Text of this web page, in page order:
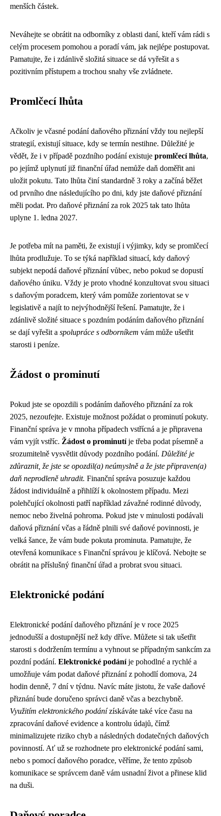
menších částek.
Neváhejte se obrátit na odborníky z oblasti daní, kteří vám rádi s
celým procesem pomohou a poradí vám, jak nejlépe postupovat.
Pamatujte, že i zdánlivě složitá situace se dá vyřešit a s
pozitivním přístupem a trochou snahy vše zvládnete.
Promlčecí lhůta
Ačkoliv je včasné podání daňového přiznání vždy tou nejlepší
strategií, existují situace, kdy se termín nestihne. Důležité je
vědět, že i v případě pozdního podání existuje promlčecí lhůta,
po jejímž uplynutí již finanční úřad nemůže daň doměřit ani
uložit pokutu. Tato lhůta činí standardně 3 roky a začíná běžet
od prvního dne následujícího po dni, kdy jste daňové přiznání
měli podat. Pro daňové přiznání za rok 2025 tak tato lhůta
uplyne 1. ledna 2027.
Je potřeba mít na paměti, že existují i výjimky, kdy se promlčecí
lhůta prodlužuje. To se týká například situací, kdy daňový
subjekt nepodá daňové přiznání vůbec, nebo pokud se dopustí
daňového úniku. Vždy je proto vhodné konzultovat svou situaci
s daňovým poradcem, který vám pomůže zorientovat se v
legislativě a najít to nejvýhodnější řešení. Pamatujte, že i
zdánlivě složité situace s pozdním podáním daňového přiznání
se dají vyřešit a spolupráce s odborníkem vám může ušetřit
starosti i peníze.
Žádost o prominutí
Pokud jste se opozdili s podáním daňového přiznání za rok
2025, nezoufejte. Existuje možnost požádat o prominutí pokuty.
Finanční správa je v mnoha případech vstřícná a je připravena
vám vyjít vstříc. Žádost o prominutíje třeba podat písemně a
srozumitelně vysvětlit důvody pozdního podání. Důležité je
zdůraznit, že jste se opozdil(a) neúmyslně a že jste připraven(a)
daň neprodleně uhradit. Finanční správa posuzuje každou
žádost individuálně a přihlíží k okolnostem případu. Mezi
polehčující okolnosti patří například závažné rodinné důvody,
nemoc nebo živelná pohroma. Pokud jste v minulosti podávali
daňová přiznání včas a řádně plnili své daňové povinnosti, je
velká šance, že vám bude pokuta prominuta. Pamatujte, že
otevřená komunikace s Finanční správou je klíčová. Nebojte se
obrátit na příslušný finanční úřad a probrat svou situaci.
Elektronické podání
Elektronické podání daňového přiznání je v roce 2025
jednodušší a dostupnější než kdy dříve. Můžete si tak ušetřit
starosti s dodržením termínu a vyhnout se případným sankcím za
pozdní podání. Elektronické podáníje pohodlné a rychlé a
umožňuje vám podat daňové přiznání z pohodlí domova, 24
hodin denně, 7 dní v týdnu. Navíc máte jistotu, že vaše daňové
přiznání bude doručeno správci daně včas a bezchybně.
Využitím elektronického podánízískáváte také více času na
zpracování daňové evidence a kontrolu údajů, čímž
minimalizujete riziko chyb a následných dodatečných daňových
povinností. Ať už se rozhodnete pro elektronické podání sami,
nebo s pomocí daňového poradce, věříme, že tento způsob
komunikace se správcem daně vám usnadní život a přinese klid
na duši.